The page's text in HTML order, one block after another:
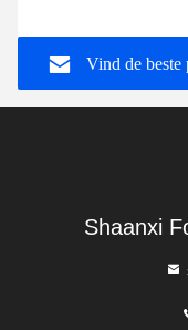
Vind de beste
Shaanxi